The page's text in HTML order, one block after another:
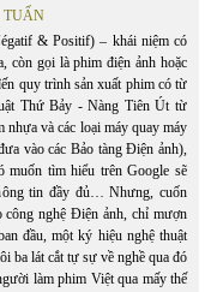
TUẤN
& Positif) – khái niệm có
còn gọi là phim điện ảnh hoặc
quy trình sản xuất phim có từ
Thứ Bảy - Nàng Tiên Út từ
và các loại máy quay máy
vào các Bảo tàng Điện ảnh),
muốn tìm hiểu trên Google sẽ
tin đầy đủ… Nhưng, cuốn
công nghệ Điện ảnh, chỉ mượn
đầu, một ký hiệu nghệ thuật
ba lát cắt tự sự về nghề qua đó
làm phim Việt qua mấy thế